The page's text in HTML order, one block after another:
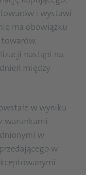
i wystawi
ma obowiązku
nastąpi na
między
w wyniku
warunkami
w
w